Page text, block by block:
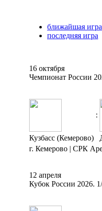
ближайшая игра
последняя игра
16 октября
Чемпионат России
:
Кузбасс (Кемерово)
г. Кемерово | СРК
12 апреля
Кубок России 2026.